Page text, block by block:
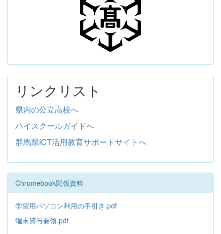
リンクリスト
県内の公立高校へ
ハイスクールガイドへ
群馬県ICT活用教育サポートサイトへ
Chromebook関係資料
学習用パソコン利用の手引き.pdf
端末貸与要領.pdf